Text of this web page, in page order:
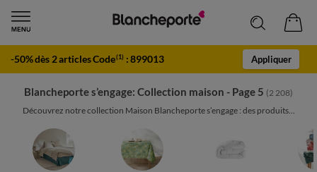
-50% dès 2 articles Code(1) :899013 Appliquer
Blancheporte s’engage: Collection maison - Page 5 (2 208)
Découvrez notre collection Maison Blancheporte s’engage : des produits...